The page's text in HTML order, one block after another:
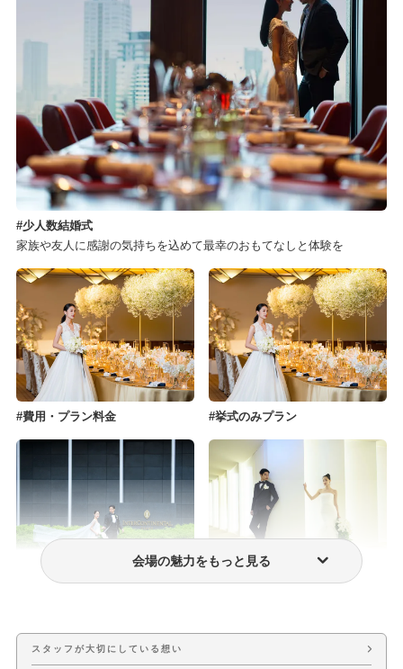
少人数結婚式
家族や友人に感謝の気持ちを込めて最幸のおもてなしと体験を
費用・プラン料金 挙式のみプラン
会場の魅力をもっと見る
スタッフが大切にしている想い